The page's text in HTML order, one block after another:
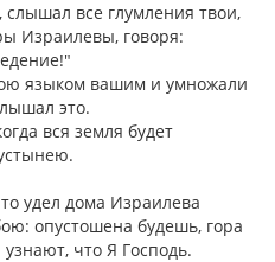
все глумления твои,
Израилевы, говоря:
языком вашим и умножали
это.
вся земля будет
удел дома Израилева
опустошена будешь, гора
что Я Господь.